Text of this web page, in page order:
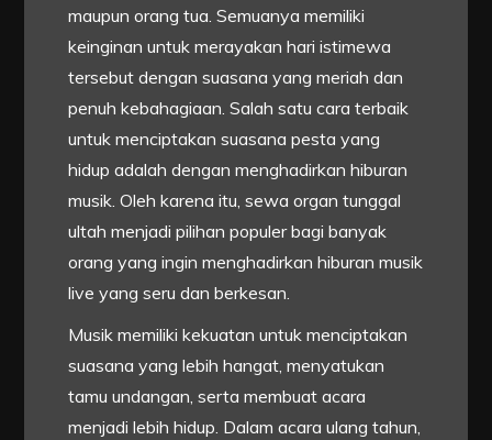
maupun orang tua. Semuanya memiliki
keinginan untuk merayakan hari istimewa
tersebut dengan suasana yang meriah dan
penuh kebahagiaan. Salah satu cara terbaik
untuk menciptakan suasana pesta yang
hidup adalah dengan menghadirkan hiburan
musik. Oleh karena itu, sewa organ tunggal
ultah menjadi pilihan populer bagi banyak
orang yang ingin menghadirkan hiburan musik
live yang seru dan berkesan.
Musik memiliki kekuatan untuk menciptakan
suasana yang lebih hangat, menyatukan
tamu undangan, serta membuat acara
menjadi lebih hidup. Dalam acara ulang tahun,